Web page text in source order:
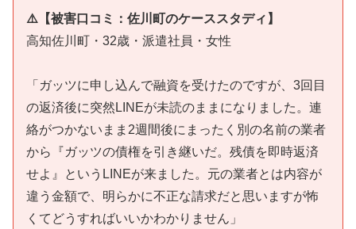
⚠️【被害口コミ：佐川町のケーススタディ】
高知佐川町・32歳・派遣社員・女性
「ガッツに申し込んで融資を受けたのですが、3回目
の返済後に突然LINEが未読のままになりました。連
絡がつかないまま2週間後にまったく別の名前の業者
から『ガッツの債権を引き継いだ。残債を即時返済
せよ』というLINEが来ました。元の業者とは内容が
違う金額で、明らかに不正な請求だと思いますが怖
くてどうすればいいかわかりません」